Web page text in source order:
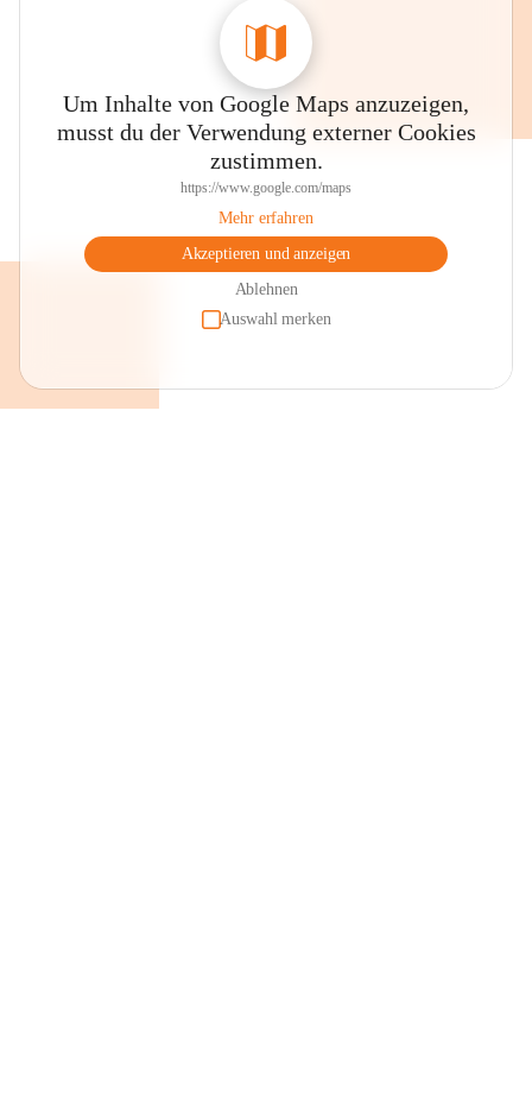
Um Inhalte von Google Maps anzuzeigen,
musst du der Verwendung externer Cookies
zustimmen.
https://www.google.com/maps
Mehr erfahren
Akzeptieren und anzeigen
Ablehnen
Auswahl merken